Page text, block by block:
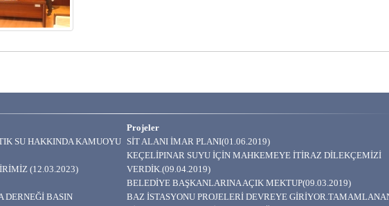
SU HAKKINDA KAMUOYU
(12.03.2023)
DERNEĞİ BASIN
Projeler
SİT ALANI İMAR PLANI(01.06.2019)
KEÇELİPINAR SUYU İÇİN MAHKEMEYE İTİRAZ DİLEKÇEMİZİ
VERDİK.(09.04.2019)
BELEDİYE BAŞKANLARINA AÇIK MEKTUP(09.03.2019)
BAZ İSTASYONU PROJELERİ DEVREYE